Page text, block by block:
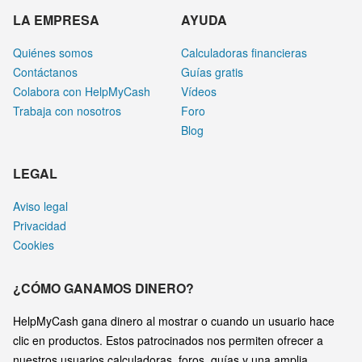
LA EMPRESA
Quiénes somos
Contáctanos
Colabora con HelpMyCash
Trabaja con nosotros
AYUDA
Calculadoras financieras
Guías gratis
Vídeos
Foro
Blog
LEGAL
Aviso legal
Privacidad
Cookies
¿CÓMO GANAMOS DINERO?
HelpMyCash gana dinero al mostrar o cuando un usuario hace
clic en productos. Estos patrocinados nos permiten ofrecer a